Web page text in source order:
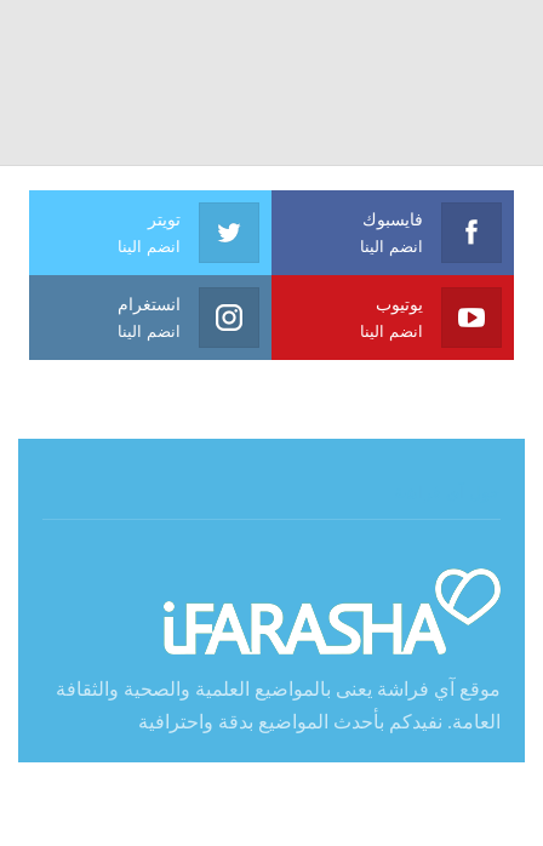
فايسبوك
انضم الينا
تويتر
انضم الينا
يوتيوب
انضم الينا
انستغرام
انضم الينا
موقع آي فراشة يعنى بالمواضيع العلمية والصحية والثقافة
العامة. نفيدكم بأحدث المواضيع بدقة واحترافية